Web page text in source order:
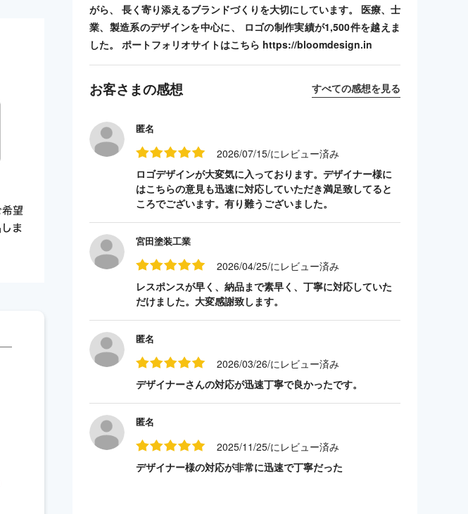
がら、 長く寄り添えるブランドづくりを大切にしています。 医療、士
業、製造系のデザインを中心に、 ロゴの制作実績が1,500件を越えま
した。 ポートフォリオサイトはこちら https://bloomdesign.in
お客さまの感想 すべての感想を見る
匿名
2026/07/15/にレビュー済み
ロゴデザインが大変気に入っております。デザイナー様に
はこちらの意見も迅速に対応していただき満足致してると
ころでございます。有り難うございました。
宮田塗装工業
2026/04/25/にレビュー済み
レスポンスが早く、納品まで素早く、丁寧に対応していた
だけました。大変感謝致します。
匿名
2026/03/26/にレビュー済み
デザイナーさんの対応が迅速丁寧で良かったです。
匿名
2025/11/25/にレビュー済み
デザイナー様の対応が非常に迅速で丁寧だった